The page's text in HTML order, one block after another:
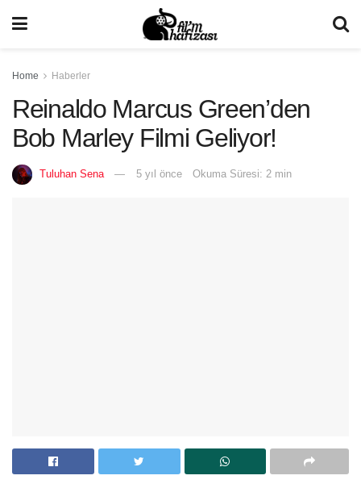
Home Haberler
Reinaldo Marcus Green’den
Bob Marley Filmi Geliyor!
Tuluhan Sena 5 yıl önce Okuma Süresi: 2 min